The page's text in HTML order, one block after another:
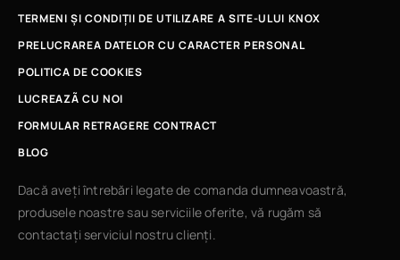
TERMENI ȘI CONDIȚII DE UTILIZARE A SITE-ULUI KNOX
PRELUCRAREA DATELOR CU CARACTER PERSONAL
POLITICA DE COOKIES
LUCREAZÃ CU NOI
FORMULAR RETRAGERE CONTRACT
BLOG
Dacă aveți întrebări legate de comanda dumneavoastră,
produsele noastre sau serviciile oferite, vă rugăm să
contactați serviciul nostru clienți.